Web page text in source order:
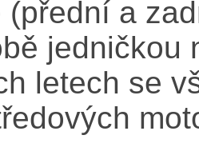
(přední a
jedničkou
letech se